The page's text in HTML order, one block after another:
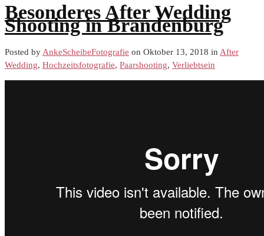
Besonderes After Wedding
Shooting in Brandenburg
Posted by AnkeScheibeFotografie on Oktober 13, 2018 in After
Wedding, Hochzeitsfotografie, Paarshooting, Verliebtsein